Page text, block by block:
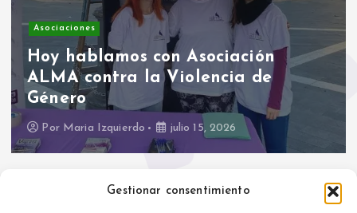
Gestionar consentimiento
Asociaciones
Hoy hablamos con Asociación
ALMA contra la Violencia de
Género
Por Maria Izquierdo julio 15, 2026